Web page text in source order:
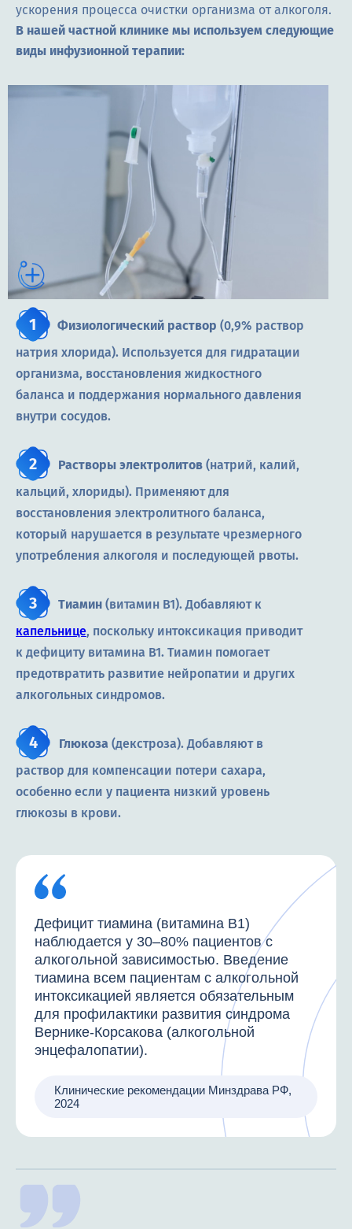
ускорения процесса очистки организма от алкоголя.
В нашей частной клинике мы используем следующие
виды инфузионной терапии:
Физиологический раствор (0,9% раствор
натрия хлорида). Используется для гидратации
организма, восстановления жидкостного
баланса и поддержания нормального давления
внутри сосудов.
Растворы электролитов (натрий, калий,
кальций, хлориды). Применяют для
восстановления электролитного баланса,
который нарушается в результате чрезмерного
употребления алкоголя и последующей рвоты.
Тиамин (витамин B1). Добавляют к
капельнице, поскольку интоксикация приводит
к дефициту витамина B1. Тиамин помогает
предотвратить развитие нейропатии и других
алкогольных синдромов.
Глюкоза (декстроза). Добавляют в
раствор для компенсации потери сахара,
особенно если у пациента низкий уровень
глюкозы в крови.
Дефицит тиамина (витамина B1)
наблюдается у 30–80% пациентов с
алкогольной зависимостью. Введение
тиамина всем пациентам с алкогольной
интоксикацией является обязательным
для профилактики развития синдрома
Вернике-Корсакова (алкогольной
энцефалопатии).
Клинические рекомендации Минздрава РФ,
2024